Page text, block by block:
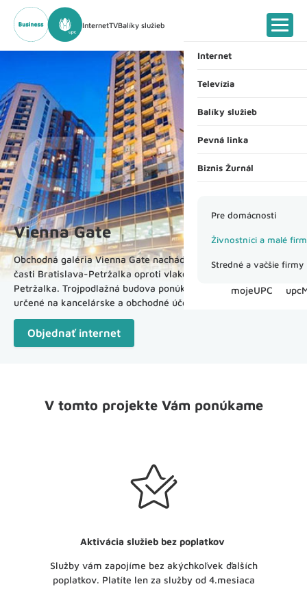
InternetTVBalíky služieb
Internet
Služby a ceny
Kombinácia Internet
Doplnky a
Premium Line+
Televízia
Služby a ceny
TV ako firemný
Kombinácia Internet
Balíky služieb
Obľúbené kombinácie
Streamovacie
Balík starostlivosti
Pevná linka
Služby a ceny
Biznis Žurnál
Pre domácnosti
Živnostníci a malé
Stredné a vačšie firmy
mojeUPC
Vienna Gate
Obchodná galéria Vienna Gate nachádzajúca sa v mestskej
časti Bratislava-Petržalka oproti vlakovej stanici ŽST
Petržalka. Trojpodlažná budova ponúka príjemné prostredie
určené na kancelárske a obchodné účely.
Objednať internet
V tomto projekte Vám ponúkame
Aktivácia služieb bez poplatkov
Služby vám zapojíme bez akýchkoľvek ďalších
poplatkov. Platíte len za služby od 4.mesiaca